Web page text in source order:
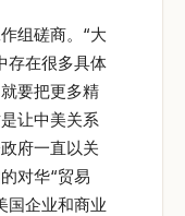
组磋商。“大
存在很多具体
要把更多精
让中美关系
府一直以关
对华“贸易
国企业和商业